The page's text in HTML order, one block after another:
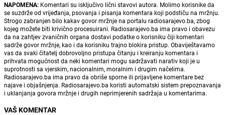
NAPOMENA: Komentari su isključivo lični stavovi autora. Molimo korisnike da
se suzdrže od vrijeđanja, psovanja i pisanja komentara koji podstiču na mržnju.
Strogo zabranjen bilo kakav govor mržnje na portalu radiosarajevo.ba, zbog
kojeg možete biti krivično procesuirani. Radiosarajevo.ba ima pravo i obavezu
da na zahtjev zvaničnih organa dostavi podatke o korisniku čiji komentari
sadrže govor mržnje, kao i da korisniku trajno blokira pristup. Obaviještavamo
vas da svaki čitatelj dobrovoljno pristupa čitanju i kreiranju komentara i
prihvata mogućnost da neki komentari mogu sadržavati narativ koji je u
suprotnosti sa vjerskim, nacionalnim, moralnim i drugim načelima.
Radiosarajevo.ba ima pravo da obriše sporne ili prijavljene komentare bez
najave i objašnjenja. Radiosarajevo.ba koristi automatski sistem prepoznavanja
i uklanjanja govora mržnje i drugih neprimjerenih sadržaja u komentarima.
VAŠ KOMENTAR